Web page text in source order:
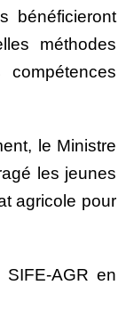
bénéficieront
méthodes
le Ministre
les jeunes
agricole pour
AGR en